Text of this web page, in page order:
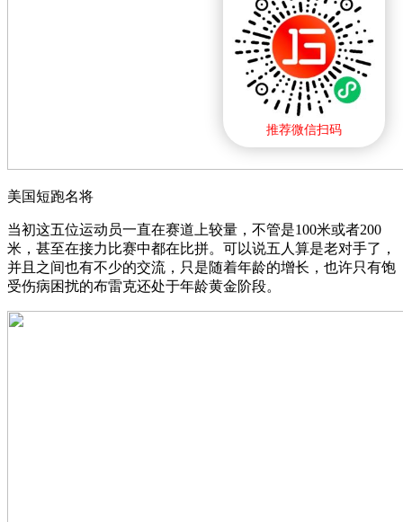
推荐微信扫码
美国短跑名将
当初这五位运动员一直在赛道上较量，不管是100米或者200
米，甚至在接力比赛中都在比拼。可以说五人算是老对手了，
并且之间也有不少的交流，只是随着年龄的增长，也许只有饱
受伤病困扰的布雷克还处于年龄黄金阶段。